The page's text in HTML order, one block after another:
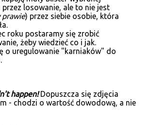
przez losowanie, ale to nie jest
prawie) przez siebie osobie, która
roku postaramy się zrobić
żeby wiedzieć co i jak.
o uregulowanie "karniaków" do
happen!Dopuszcza się zdjęcia
- chodzi o wartość dowodową, a nie